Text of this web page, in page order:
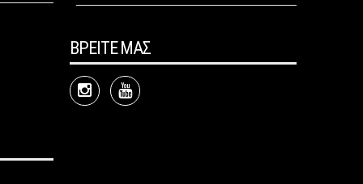
ΒΡΕΙΤΕ ΜΑΣ